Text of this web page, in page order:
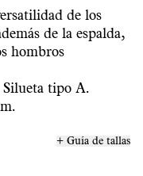
de los
de la espalda,
hombros
Silueta tipo A.
+ Guía de tallas